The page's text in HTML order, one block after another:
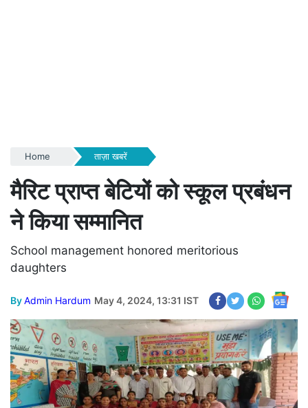
Home ताज़ा खबरें
मैरिट प्राप्त बेटियों को स्कूल प्रबंधन
ने किया सम्मानित
School management honored meritorious
daughters
ByAdmin Hardum May 4, 2024, 13:31 IST